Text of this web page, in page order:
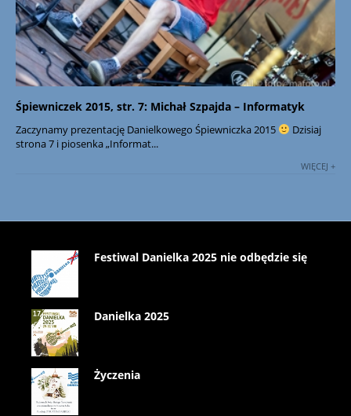
Śpiewniczek 2015, str. 7: Michał Szpajda – Informatyk
Zaczynamy prezentację Danielkowego Śpiewniczka 2015
Dzisiaj
strona 7 i piosenka „Informat...
WIĘCEJ +
Festiwal Danielka 2025 nie odbędzie się
Danielka 2025
Życzenia